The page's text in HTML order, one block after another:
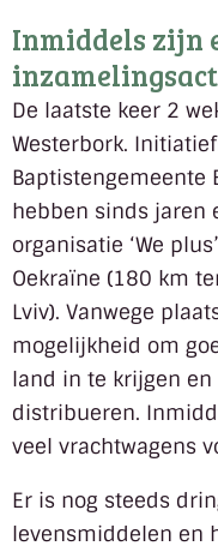
Inmiddels zijn
De laatste keer 2
Westerbork.
Baptistengemeente
hebben sinds jaren
organisatie ‘We
Oekraïne (180 km
Lviv). Vanwege
mogelijkheid om
land in te krijgen en
distribueren.
veel vrachtwagens
Er is nog steeds
levensmiddelen en